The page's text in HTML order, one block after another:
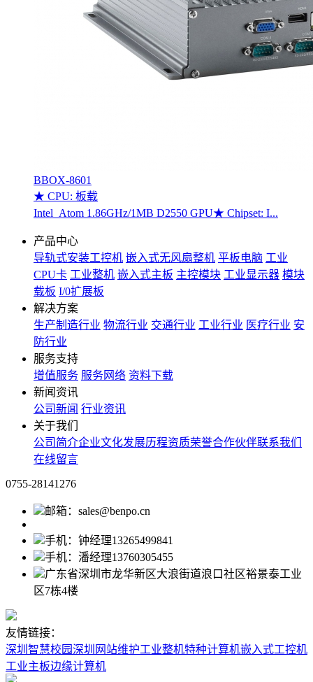
BBOX-8601
★ CPU: 板载
Intel Atom 1.86GHz/1MB D2550 GPU★ Chipset: I...
产品中心
导轨式安装工控机 嵌入式无风扇整机 平板电脑 工业
CPU卡 工业整机 嵌入式主板 主控模块 工业显示器 模块
载板 I/0扩展板
解决方案
生产制造行业 物流行业 交通行业 工业行业 医疗行业 安
防行业
服务支持
增值服务 服务网络 资料下载
新闻资讯
公司新闻 行业资讯
关于我们
公司简介企业文化发展历程资质荣誉合作伙伴联系我们
在线留言
0755-28141276
邮箱：sales@benpo.cn
手机：钟经理13265499841
手机：潘经理13760305455
广东省深圳市龙华新区大浪街道浪口社区裕景泰工业
区7栋4楼
友情链接：
深圳智慧校园深圳网站维护工业整机特种计算机嵌入式工控机
工业主板边缘计算机